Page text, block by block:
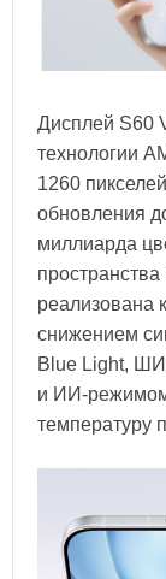
Дисплей S60
технологии
1260
обновления
миллиарда
реализована
снижением
Blue Light,
и ИИ-
температуру